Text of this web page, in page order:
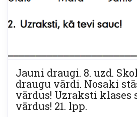
Jauni draugi. 8. uzd.
draugu vārdi. Nosaki
vārdus! Uzraksti klases
vārdus! 21. lpp.